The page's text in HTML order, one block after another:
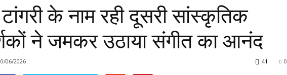
के नाम रही दूसरी सांस्कृतिक
ने जमकर उठाया संगीत का आनंद
06/2026 0
41